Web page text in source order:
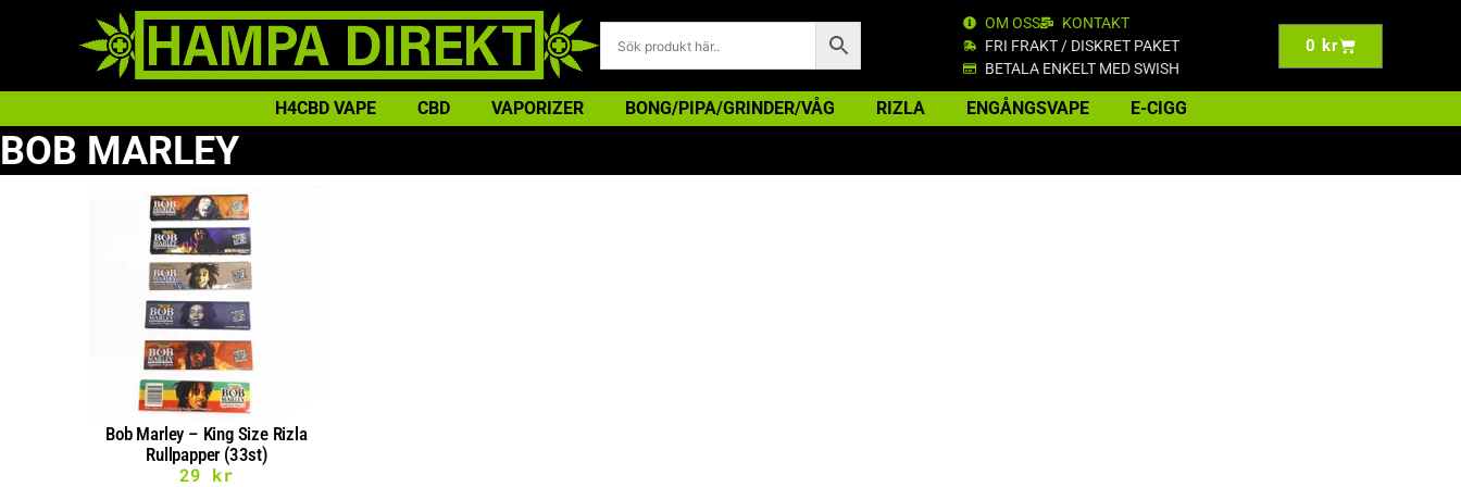
OM OSS
KONTAKT
FRI FRAKT / DISKRET PAKET
BETALA ENKELT MED SWISH
0 kr
H4CBD VAPE CBD VAPORIZER BONG/PIPA/GRINDER/VÅG RIZLA ENGÅNGSVAPE E-CIGG
BOB MARLEY
Bob Marley – King Size Rizla
Rullpapper (33st)
29 kr